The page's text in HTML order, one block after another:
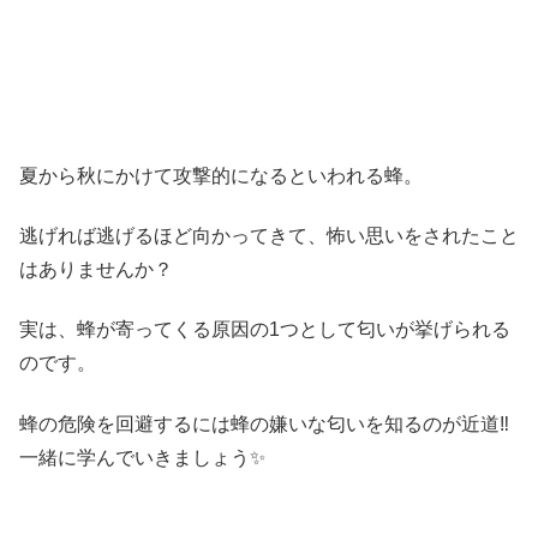
夏から秋にかけて攻撃的になるといわれる蜂。
逃げれば逃げるほど向かってきて、怖い思いをされたこと
はありませんか？
実は、蜂が寄ってくる原因の1つとして匂いが挙げられる
のです。
蜂の危険を回避するには蜂の嫌いな匂いを知るのが近道‼
一緒に学んでいきましょう✨